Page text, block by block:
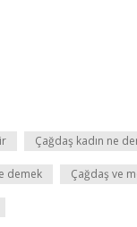
Çağdaş kadın ne
demek Çağdaş ve